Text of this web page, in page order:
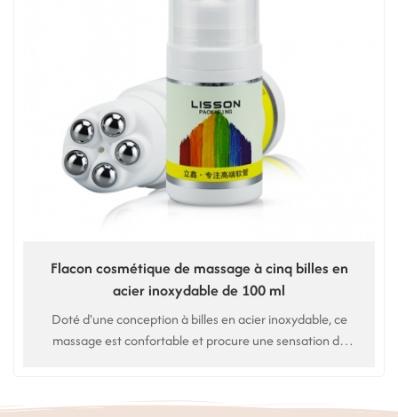
Flacon cosmétique de massage à cinq billes en
acier inoxydable de 100 ml
Doté d'une conception à billes en acier inoxydable, ce
massage est confortable et procure une sensation de